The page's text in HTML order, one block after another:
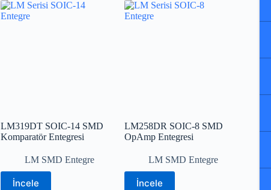
LM319DT SOIC-14 SMD
Komparatör Entegresi
LM SMD Entegre
İncele
LM258DR SOIC-8 SMD
OpAmp Entegresi
LM SMD Entegre
İncele